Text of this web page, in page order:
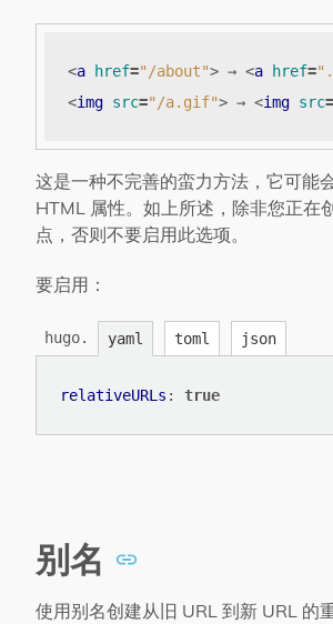
<a href="/about"> → <a href=
<img src="/a.gif"> → <img src=
这是一种不完善的蛮力方法，它可能
HTML 属性。如上所述，除非您正在
点，否则不要启用此选项。
要启用：
hugo. yaml toml json
relativeURLs : true
别名
使用别名创建从旧 URL 到新 URL 的